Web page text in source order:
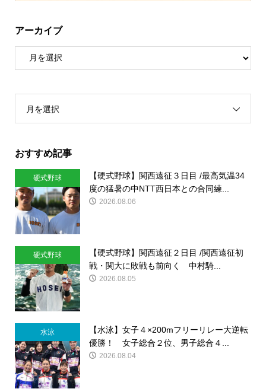
アーカイブ
月を選択
おすすめ記事
硬式野球
【硬式野球】関西遠征３日目 /最高気温34
度の猛暑の中NTT西日本との合同練...
2026.08.06
硬式野球
【硬式野球】関西遠征２日目 /関西遠征初
戦・関大に敗戦も前向く 中村騎...
2026.08.05
水泳
【水泳】女子４×200mフリーリレー大逆転
優勝！ 女子総合２位、男子総合４...
2026.08.04